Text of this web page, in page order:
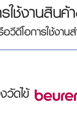
ช้งานสินค้
วีดีโอการใช้ง
วัดไข้